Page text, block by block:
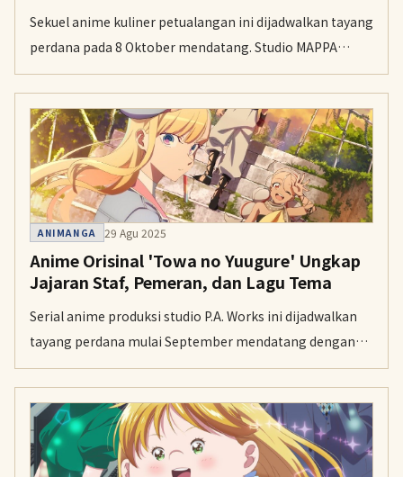
Sekuel anime kuliner petualangan ini dijadwalkan tayang
perdana pada 8 Oktober mendatang. Studio MAPPA
kembali memproduksi musim kedua dengan jajaran staf
inti yang sama.
ANIMANGA 29 Agu 2025
Anime Orisinal 'Towa no Yuugure' Ungkap
Jajaran Staf, Pemeran, dan Lagu Tema
Serial anime produksi studio P.A. Works ini dijadwalkan
tayang perdana mulai September mendatang dengan
lagu tema pembuka yang dibawakan oleh penyanyi Uru.